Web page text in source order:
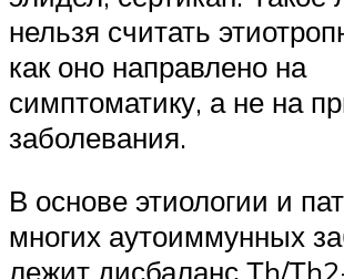
нельзя считать
как оно направлено на
симптоматику, а не на
заболевания.
В основе этиологии и
многих аутоиммунных
лежит дисбаланс Тh/